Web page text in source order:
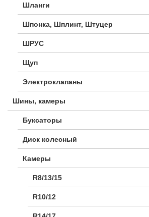
Шланги
Шпонка, Шплинт, Штуцер
ШРУС
Щуп
Электроклапаны
Шины, камеры
Буксаторы
Диск колесный
Камеры
R8/13/15
R10/12